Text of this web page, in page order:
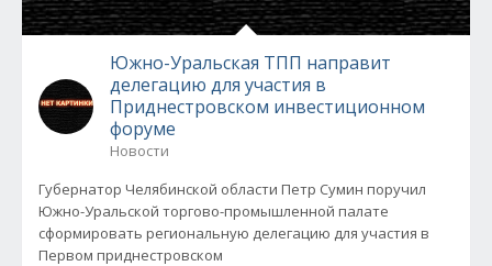
Южно-Уральская ТПП направит
делегацию для участия в
Приднестровском инвестиционном
форуме
Новости
Губернатор Челябинской области Петр Сумин поручил
Южно-Уральской торгово-промышленной палате
сформировать региональную делегацию для участия в
Первом приднестровском